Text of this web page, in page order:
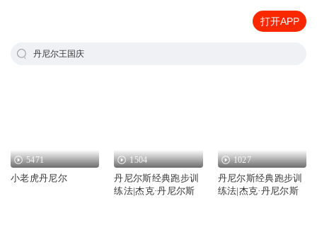
打开APP
丹尼尔王国庆
5471
小老虎丹尼尔
1504
丹尼尔斯经典跑步训
练法|杰克·丹尼尔斯
1027
丹尼尔斯经典跑步训
练法|杰克·丹尼尔斯